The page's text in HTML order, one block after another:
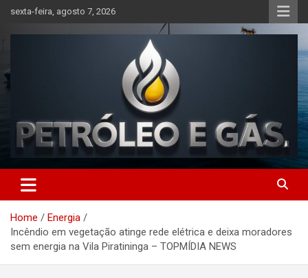
content
sexta-feira, agosto 7, 2026
Petróleo e Gás | Últimas
notícias relacionadas a
petróleo, gás, vagas de
emprego, energia, setor
Home
Energia
Incêndio em vegetação atinge rede elétrica e deixa moradores
sem energia na Vila Piratininga – TOPMÍDIA NEWS